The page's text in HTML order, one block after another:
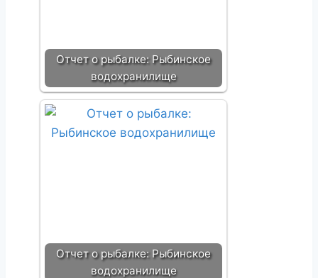
Отчет о рыбалке: Рыбинское
водохранилище
Отчет о рыбалке: Рыбинское
водохранилище